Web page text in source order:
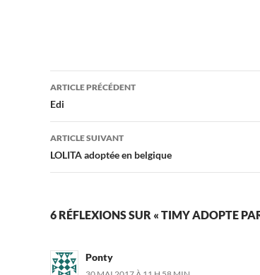
Navigation
des
articles
ARTICLE PRÉCÉDENT
Edi
ARTICLE SUIVANT
LOLITA adoptée en belgique
6 RÉFLEXIONS SUR « TIMY ADOPTE
Ponty